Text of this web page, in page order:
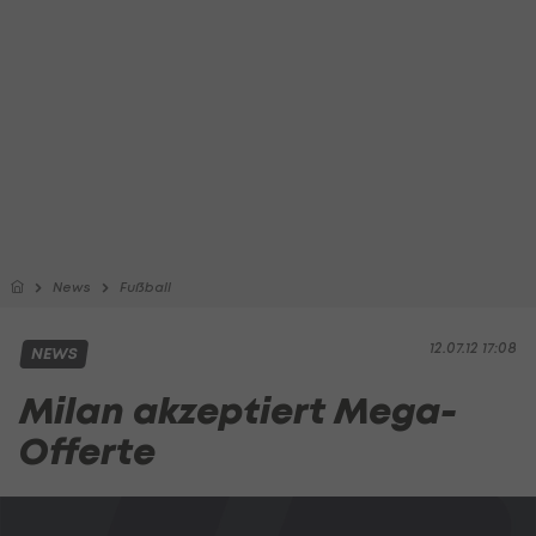
News Fußball
12.07.12 17:08
NEWS
Milan akzeptiert Mega-
Offerte